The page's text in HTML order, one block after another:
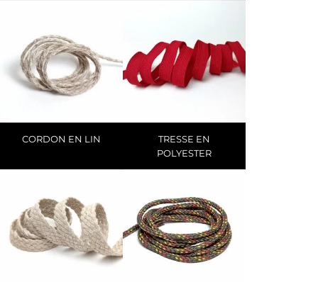
CORDON EN LIN
TRESSE EN
POLYESTER